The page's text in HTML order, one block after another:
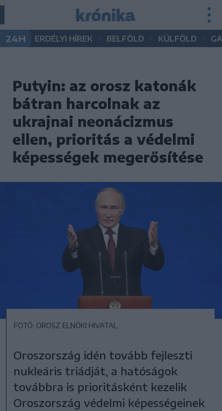
24H ERDÉLYI HÍREK BELFÖLD KÜLFÖLD
Putyin: az orosz katonák
bátran harcolnak az
ukrajnai neonácizmus
ellen, prioritás a védelmi
képességek megerősítése
FOTÓ: OROSZ ELNÖKI HIVATAL
Oroszország idén tovább fejleszti
nukleáris triádját, a hatóságok
továbbra is prioritásként kezelik
Oroszország védelmi képességeinek